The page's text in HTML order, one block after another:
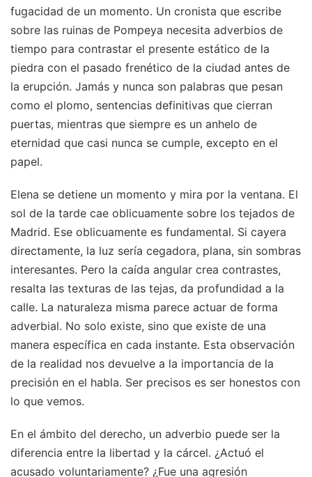
fugacidad de un momento. Un cronista que escribe
sobre las ruinas de Pompeya necesita adverbios de
tiempo para contrastar el presente estático de la
piedra con el pasado frenético de la ciudad antes de
la erupción. Jamás y nunca son palabras que pesan
como el plomo, sentencias definitivas que cierran
puertas, mientras que siempre es un anhelo de
eternidad que casi nunca se cumple, excepto en el
papel.
Elena se detiene un momento y mira por la ventana. El
sol de la tarde cae oblicuamente sobre los tejados de
Madrid. Ese oblicuamente es fundamental. Si cayera
directamente, la luz sería cegadora, plana, sin sombras
interesantes. Pero la caída angular crea contrastes,
resalta las texturas de las tejas, da profundidad a la
calle. La naturaleza misma parece actuar de forma
adverbial. No solo existe, sino que existe de una
manera específica en cada instante. Esta observación
de la realidad nos devuelve a la importancia de la
precisión en el habla. Ser precisos es ser honestos con
lo que vemos.
En el ámbito del derecho, un adverbio puede ser la
diferencia entre la libertad y la cárcel. ¿Actuó el
acusado voluntariamente? ¿Fue una agresión